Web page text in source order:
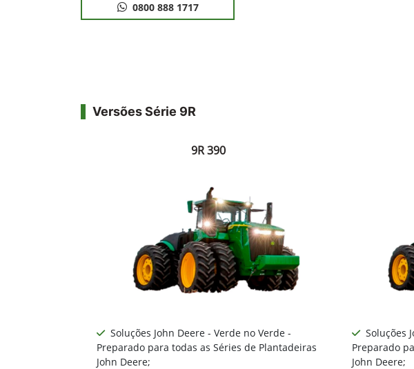
0800 888 1717
Versões Série 9R
9R 390
Soluções John Deere - Verde no Verde -
Preparado para todas as Séries de Plantadeiras
John Deere;
Soluções
Preparado
John Deere;